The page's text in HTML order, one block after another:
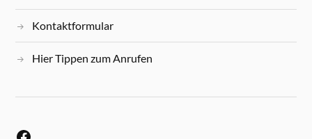
Kontaktformular
Hier Tippen zum Anrufen